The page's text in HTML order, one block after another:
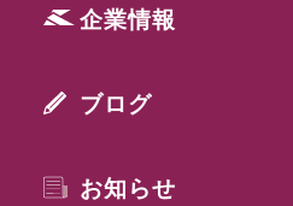
企業情報
ブログ
お知らせ